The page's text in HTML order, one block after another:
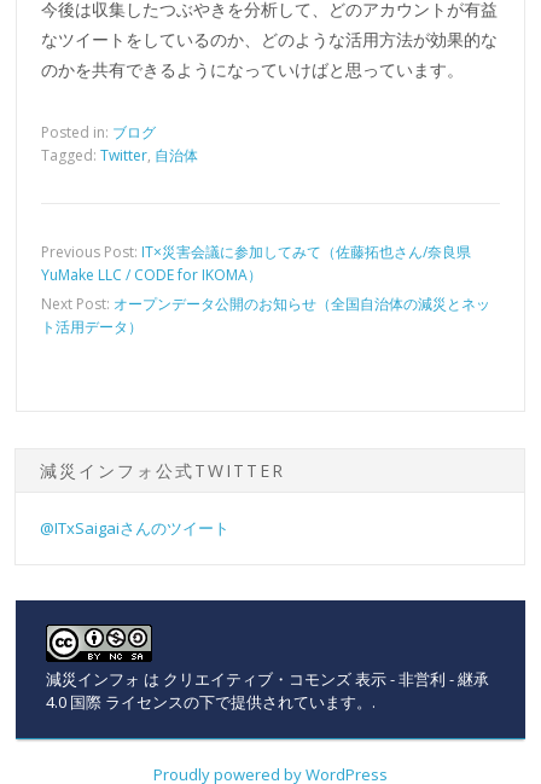
今後は収集したつぶやきを分析して、どのアカウントが有益
なツイートをしているのか、どのような活用方法が効果的な
のかを共有できるようになっていけばと思っています。
Posted in: ブログ
Tagged:Twitter, 自治体
Previous Post: IT×災害会議に参加してみて（佐藤拓也さん/奈良県
YuMake LLC / CODE for IKOMA）
Next Post: オープンデータ公開のお知らせ（全国自治体の減災とネッ
ト活用データ）
減災インフォ公式TWITTER
@ITxSaigaiさんのツイート
減災インフォ は クリエイティブ・コモンズ 表示 - 非営利 - 継承
4.0 国際 ライセンスの下で提供されています。 .
Proudly powered by WordPress